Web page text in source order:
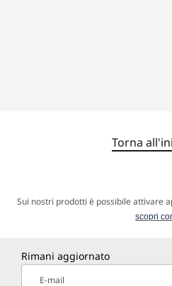
Interazioni smarter per
Slot per lucchetto
Torna
Sui nostri prodotti è possibile attivare
scopri
Rimani aggiornato
E-mail